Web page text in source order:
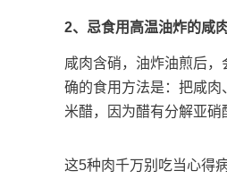
2、忌食用高温油炸的咸
咸肉含硝，油炸油煎后
确的食用方法是：把咸
米醋，因为醋有分解亚硝
这5种肉千万别吃当心得